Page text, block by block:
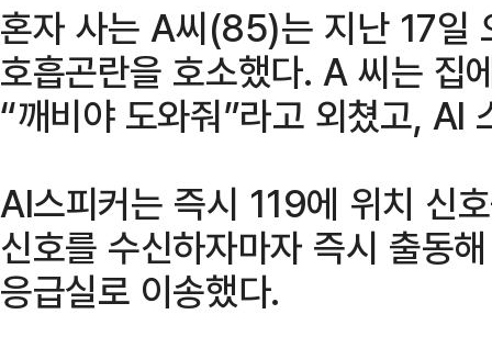
혼자 사는 A씨(85)는 지난 17일
호흡곤란을 호소했다. A 씨는 집
“깨비야 도와줘”라고 외쳤고, AI
AI스피커는 즉시 119에 위치 신
신호를 수신하자마자 즉시 출동
응급실로 이송했다.